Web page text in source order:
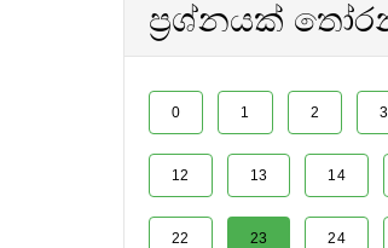
ප්‍රශ්නයක්
0 1 2 3
12 13 14
22 23 24